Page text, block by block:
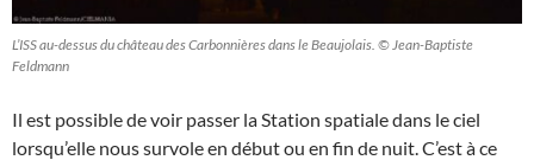
L’ISS au-dessus du château des Carbonnières dans le Beaujolais. © Jean-Baptiste
Feldmann
Il est possible de voir passer la Station spatiale dans le ciel
lorsqu’elle nous survole en début ou en fin de nuit. C’est à ce